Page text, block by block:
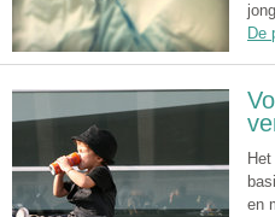
De
en